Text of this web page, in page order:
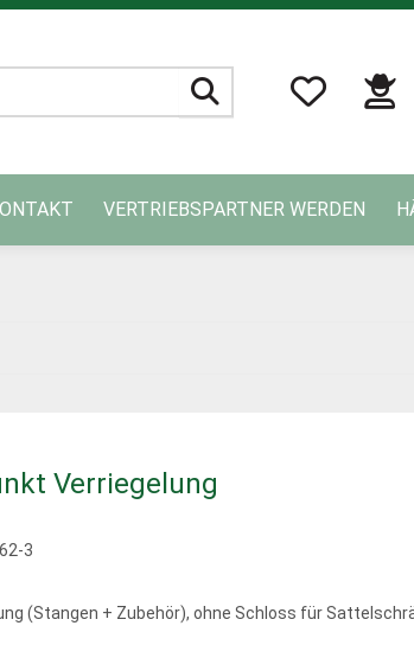
VERTRIEBSPARTNER WERDEN
Verriegelung
3
(Stangen + Zubehör), ohne Schloss für